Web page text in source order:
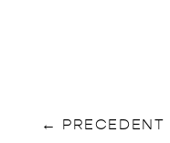
← PRECEDENT